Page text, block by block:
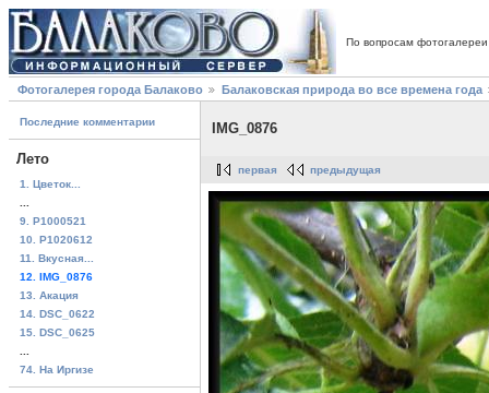
По вопросам
Фотогалерея города Балаково Балаковская природа во все времена года
Последние комментарии
Лето
1. Цветок...
9. P1000521
10. P1020612
11. Вкусная...
12. IMG_0876
13. Акация
14. DSC_0622
15. DSC_0625
74. На Иргизе
IMG_0876
первая предыдущая